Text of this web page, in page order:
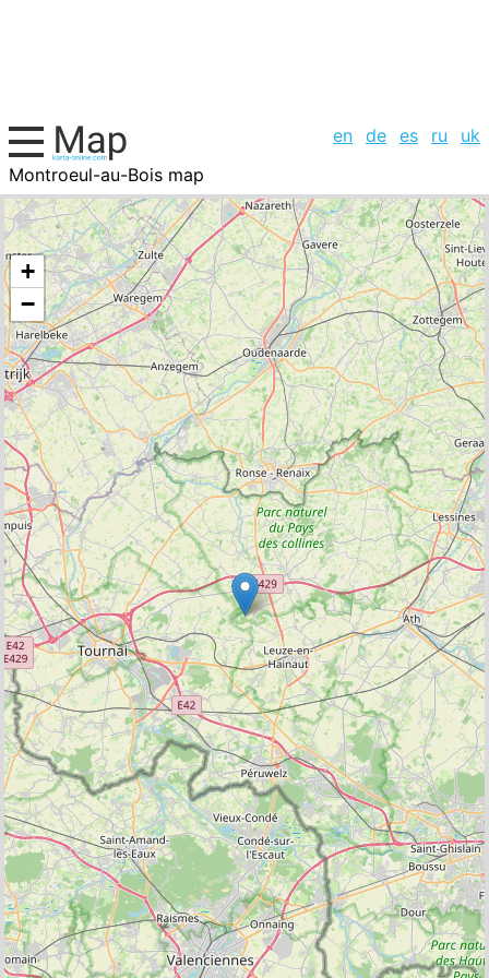
en de es ru
uk
Montroeul-au-Bois map
Belgium, cities list
+
−